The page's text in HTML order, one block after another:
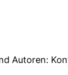
Autoren: